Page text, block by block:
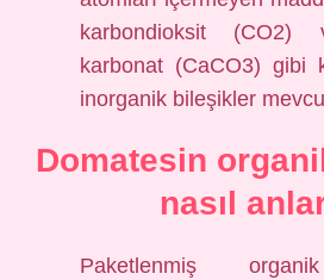
karbondioksit (CO2)
karbonat (CaCO3) gibi
inorganik bileşikler
Domatesin
nasıl
Paketlenmiş